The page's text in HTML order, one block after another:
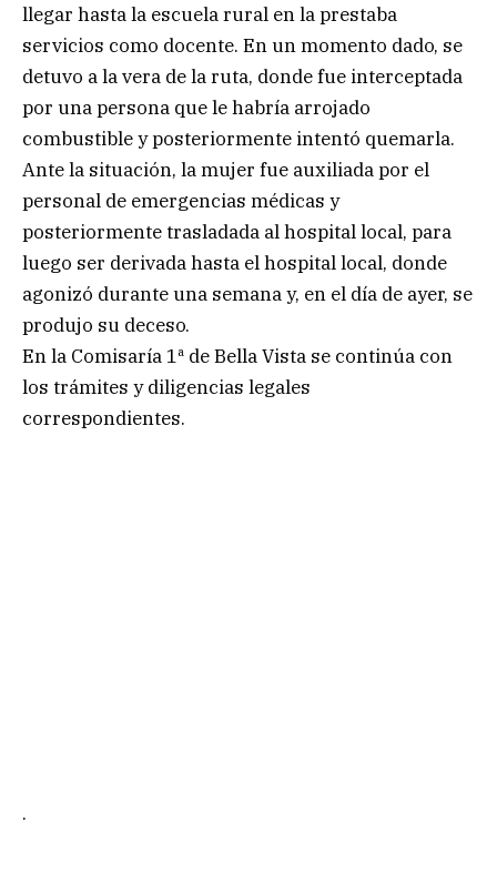
llegar hasta la escuela rural en la prestaba
servicios como docente. En un momento dado, se
detuvo a la vera de la ruta, donde fue interceptada
por una persona que le habría arrojado
combustible y posteriormente intentó quemarla.
Ante la situación, la mujer fue auxiliada por el
personal de emergencias médicas y
posteriormente trasladada al hospital local, para
luego ser derivada hasta el hospital local, donde
agonizó durante una semana y, en el día de ayer, se
produjo su deceso.
En la Comisaría 1ª de Bella Vista se continúa con
los trámites y diligencias legales
correspondientes.
.